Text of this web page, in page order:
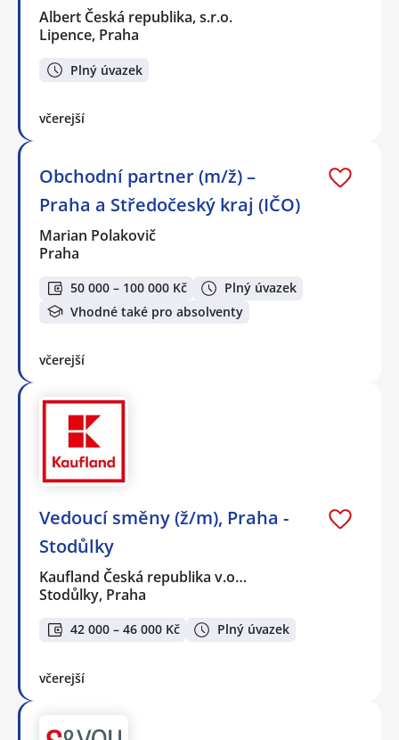
Albert Česká republika, s.r.o.
Lipence, Praha
Plný úvazek
včerejší
Obchodní partner (m/ž) –
Praha a Středočeský kraj (IČO)
Marian Polakovič
Praha
50 000 – 100 000 Kč
Plný úvazek
Vhodné také pro absolventy
včerejší
Vedoucí směny (ž/m), Praha -
Stodůlky
Kaufland Česká republika v.o…
Stodůlky, Praha
42 000 – 46 000 Kč Plný úvazek
včerejší